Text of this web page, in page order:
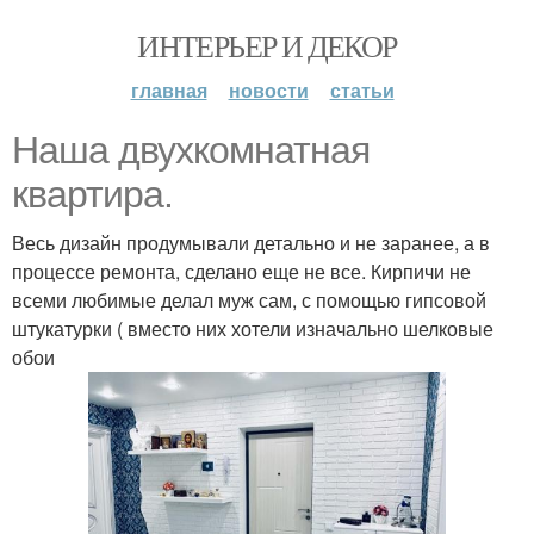
ИНТЕРЬЕР И ДЕКОР
главная новости статьи
Наша двухкомнатная
квартира.
Весь дизайн продумывали детально и не заранее, а в
процессе ремонта, сделано еще не все. Кирпичи не
всеми любимые делал муж сам, с помощью гипсовой
штукатурки ( вместо них хотели изначально шелковые
обои